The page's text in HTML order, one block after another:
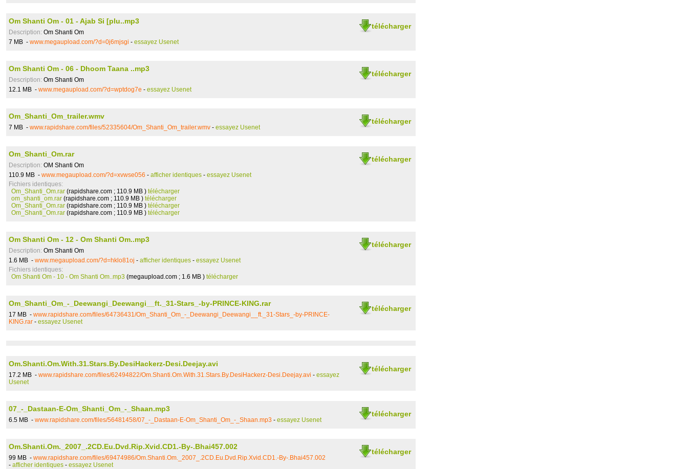
télécharger
Om Shanti Om - 01 - Ajab Si [plu..mp3
Description: Om Shanti Om
7 MB - www.megaupload.com/?d=0j6mjsgi - essayez Usenet
télécharger
Om Shanti Om - 06 - Dhoom Taana ..mp3
Description: Om Shanti Om
12.1 MB - www.megaupload.com/?d=wptdog7e - essayez Usenet
télécharger
Om_Shanti_Om_trailer.wmv
7 MB - www.rapidshare.com/files/52335604/Om_Shanti_Om_trailer.wmv - essayez Usenet
télécharger
Om_Shanti_Om.rar
Description: OM Shanti Om
110.9 MB - www.megaupload.com/?d=xvwse056 - afficher identiques - essayez Usenet
Fichiers identiques:
Om_Shanti_Om.rar (rapidshare.com ; 110.9 MB ) télécharger
om_shanti_om.rar (rapidshare.com ; 110.9 MB ) télécharger
Om_Shanti_Om.rar (rapidshare.com ; 110.9 MB ) télécharger
Om_Shanti_Om.rar (rapidshare.com ; 110.9 MB ) télécharger
télécharger
Om Shanti Om - 12 - Om Shanti Om..mp3
Description: Om Shanti Om
1.6 MB - www.megaupload.com/?d=hklo81oj - afficher identiques - essayez Usenet
Fichiers identiques:
Om Shanti Om - 10 - Om Shanti Om..mp3 (megaupload.com ; 1.6 MB ) télécharger
télécharger
Om_Shanti_Om_-_Deewangi_Deewangi__ft._31-Stars_-by-PRINCE-KING.rar
17 MB - www.rapidshare.com/files/64736431/Om_Shanti_Om_-_Deewangi_Deewangi__ft._31-Stars_-by-PRINCE-
KING.rar - essayez Usenet
télécharger
Om.Shanti.Om.With.31.Stars.By.DesiHackerz-Desi.Deejay.avi
17.2 MB - www.rapidshare.com/files/62494822/Om.Shanti.Om.With.31.Stars.By.DesiHackerz-Desi.Deejay.avi - essayez
Usenet
télécharger
07_-_Dastaan-E-Om_Shanti_Om_-_Shaan.mp3
6.5 MB - www.rapidshare.com/files/56481458/07_-_Dastaan-E-Om_Shanti_Om_-_Shaan.mp3 - essayez Usenet
télécharger
Om.Shanti.Om._2007_.2CD.Eu.Dvd.Rip.Xvid.CD1.-By-.Bhai457.002
99 MB - www.rapidshare.com/files/69474986/Om.Shanti.Om._2007_.2CD.Eu.Dvd.Rip.Xvid.CD1.-By-.Bhai457.002
- afficher identiques - essayez Usenet